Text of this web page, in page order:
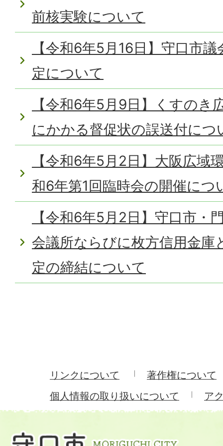
前核実験について
【令和6年5月16日】守口市
定について
【令和6年5月9日】くすのき
にかかる督促状の誤送付につ
【令和6年5月2日】大阪広域
和6年第1回臨時会の開催につ
【令和6年5月2日】守口市・
会議所ならびに枚方信用金庫
定の締結について
リンクについて
著作権について
個人情報の取り扱いについて
ア